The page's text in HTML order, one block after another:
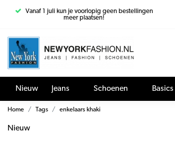
Vanaf 1 juli kun je voorlopig geen bestellingen
meer plaatsen!
Nieuw Jeans Schoenen Basics
Home Tags enkelaars khaki
Nieuw